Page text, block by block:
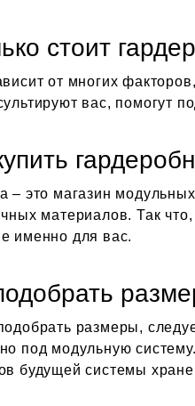
стоит
от многих
вас, помогут
– это магазин
материалов. Так
именно для вас.
размеры,
под модульную
будущей системы